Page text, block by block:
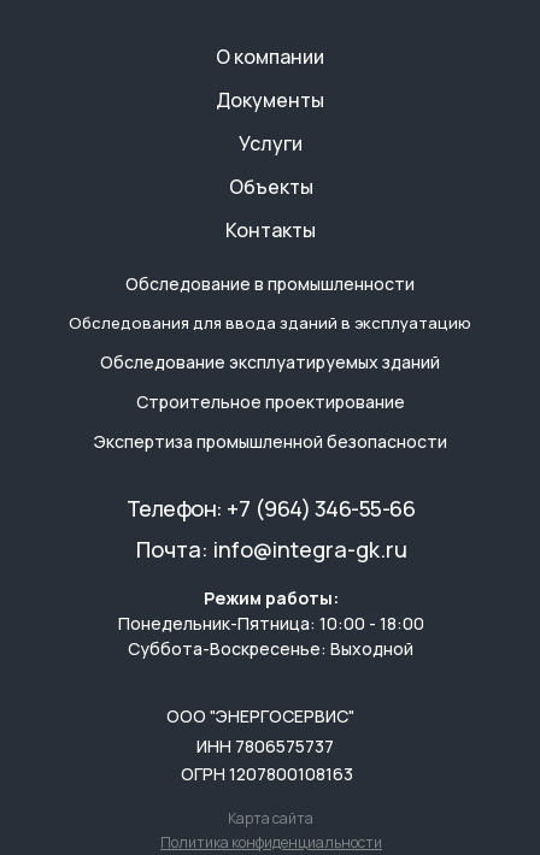
О компании
Услуги
Объекты
Контакты
Обследование в промышленности
Обследования для ввода зданий в эксплуатацию
Строительное проектирование
Экспертиза промышленной безопасности
Политика конфиденциальности
Обследование эксплуатируемых зданий
Телефон: +7 (964) 346-55-66
Режим работы:
Понедельник-Пятница: 10:00 - 18:00
Суббота-Воскресенье: Выходной
Карта сайта
Документы
ИНН 7806575737
ОГРН 1207800108163
Почта: info@integra-gk.ru
ООО "ЭНЕРГОСЕРВИС"